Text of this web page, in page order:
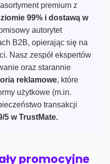
premium z
99% i dostawą w
autorytet
B2B, opierając się na
Nasz zespół ekspertów
oraz starannie
reklamowe, które
użytkowe (m.in.
transakcji
5 w TrustMate.
promocyjne